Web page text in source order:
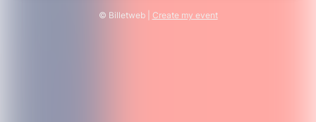
© Billetweb | Create my event